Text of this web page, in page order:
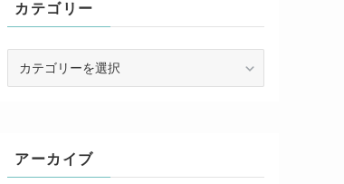
カテゴリー
テ
アーカイブ